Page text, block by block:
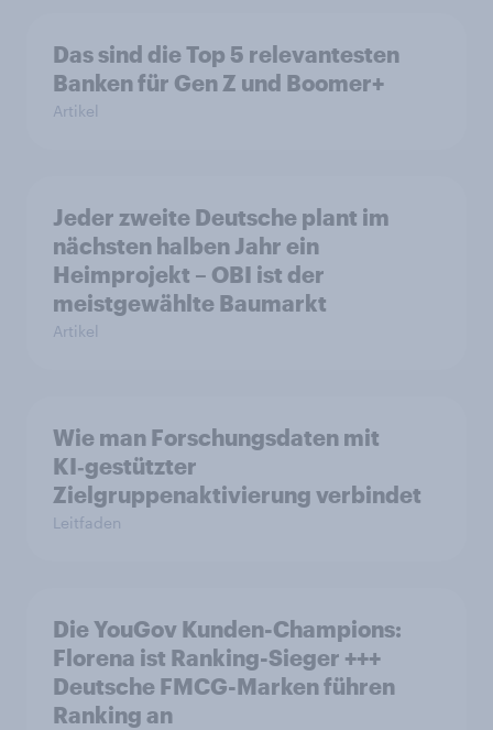
Das sind die Top 5 relevantesten
Banken für Gen Z und Boomer+
Artikel
Jeder zweite Deutsche plant im
nächsten halben Jahr ein
Heimprojekt – OBI ist der
meistgewählte Baumarkt
Artikel
Wie man Forschungsdaten mit
KI‑gestützter
Zielgruppenaktivierung verbindet
Leitfaden
Die YouGov Kunden-Champions:
Florena ist Ranking-Sieger +++
Deutsche FMCG-Marken führen
Ranking an